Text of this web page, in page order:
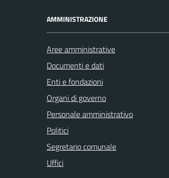
AMMINISTRAZIONE
Aree amministrative
Documenti e dati
Enti e fondazioni
Organi di governo
Personale amministrativo
Politici
Segretario comunale
Uffici